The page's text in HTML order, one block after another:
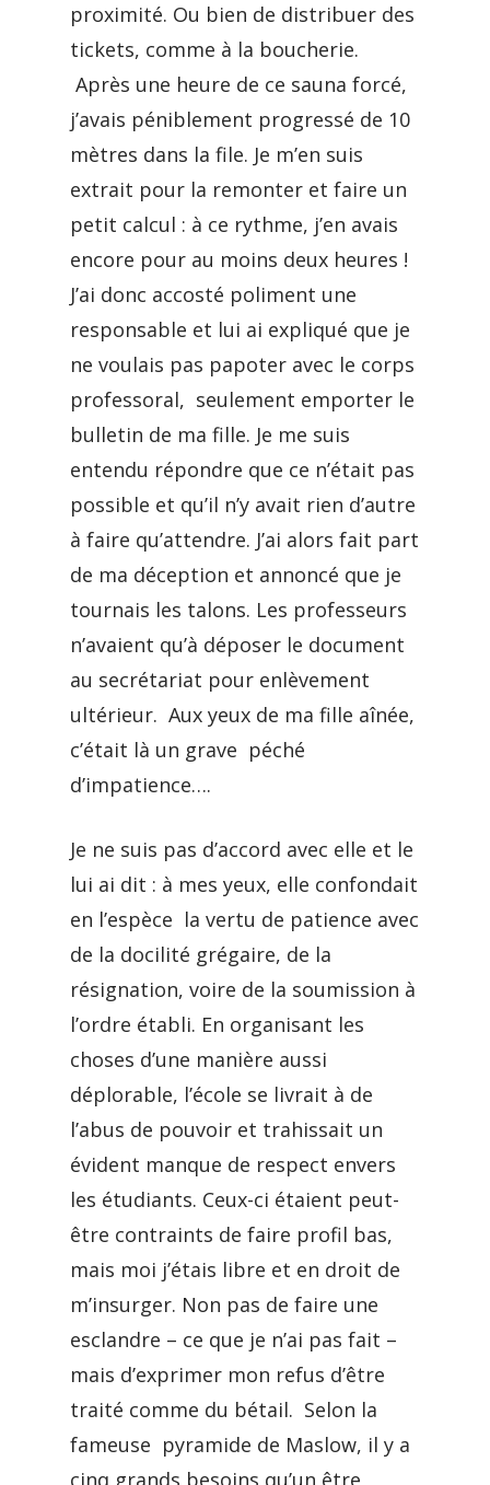
proximité. Ou bien de distribuer des
tickets, comme à la boucherie.
Après une heure de ce sauna forcé,
j’avais péniblement progressé de 10
mètres dans la file. Je m’en suis
extrait pour la remonter et faire un
petit calcul : à ce rythme, j’en avais
encore pour au moins deux heures !
J’ai donc accosté poliment une
responsable et lui ai expliqué que je
ne voulais pas papoter avec le corps
professoral, seulement emporter le
bulletin de ma fille. Je me suis
entendu répondre que ce n’était pas
possible et qu’il n’y avait rien d’autre
à faire qu’attendre. J’ai alors fait part
de ma déception et annoncé que je
tournais les talons. Les professeurs
n’avaient qu’à déposer le document
au secrétariat pour enlèvement
ultérieur. Aux yeux de ma fille aînée,
c’était là un grave péché
d’impatience….
Je ne suis pas d’accord avec elle et le
lui ai dit : à mes yeux, elle confondait
en l’espèce la vertu de patience avec
de la docilité grégaire, de la
résignation, voire de la soumission à
l’ordre établi. En organisant les
choses d’une manière aussi
déplorable, l’école se livrait à de
l’abus de pouvoir et trahissait un
évident manque de respect envers
les étudiants. Ceux-ci étaient peut-
être contraints de faire profil bas,
mais moi j’étais libre et en droit de
m’insurger. Non pas de faire une
esclandre – ce que je n’ai pas fait –
mais d’exprimer mon refus d’être
traité comme du bétail. Selon la
fameuse pyramide de Maslow, il y a
cinq grands besoins qu’un être